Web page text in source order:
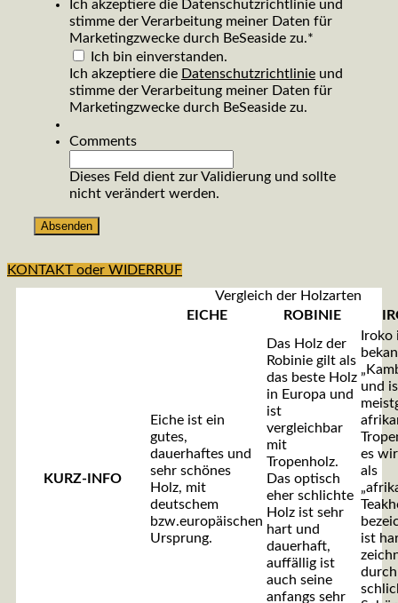
Ich akzeptiere die Datenschutzrichtlinie und
stimme der Verarbeitung meiner Daten für
Marketingzwecke durch BeSeaside zu.*
Ich bin einverstanden.
Ich akzeptiere die Datenschutzrichtlinie und
stimme der Verarbeitung meiner Daten für
Marketingzwecke durch BeSeaside zu.
Comments
Dieses Feld dient zur Validierung und sollte
nicht verändert werden.
KONTAKT oder WIDERRUF
Vergleich der Holzarten
EICHE
ROBINIE
KURZ-INFO
Eiche ist ein
gutes,
dauerhaftes und
sehr schönes
Holz, mit
deutschem
bzw.europäischen
Ursprung.
Das Holz der
Robinie gilt als
das beste Holz
in Europa und
ist
vergleichbar
mit
Tropenholz.
Das optisch
eher schlichte
Holz ist sehr
hart und
dauerhaft,
auffällig ist
auch seine
anfangs sehr
Iroko
und
es
als
ist